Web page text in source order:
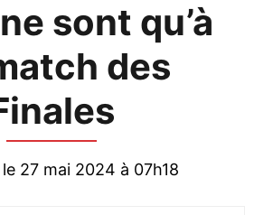
sont qu’à
des
27 mai 2024 à 07h18